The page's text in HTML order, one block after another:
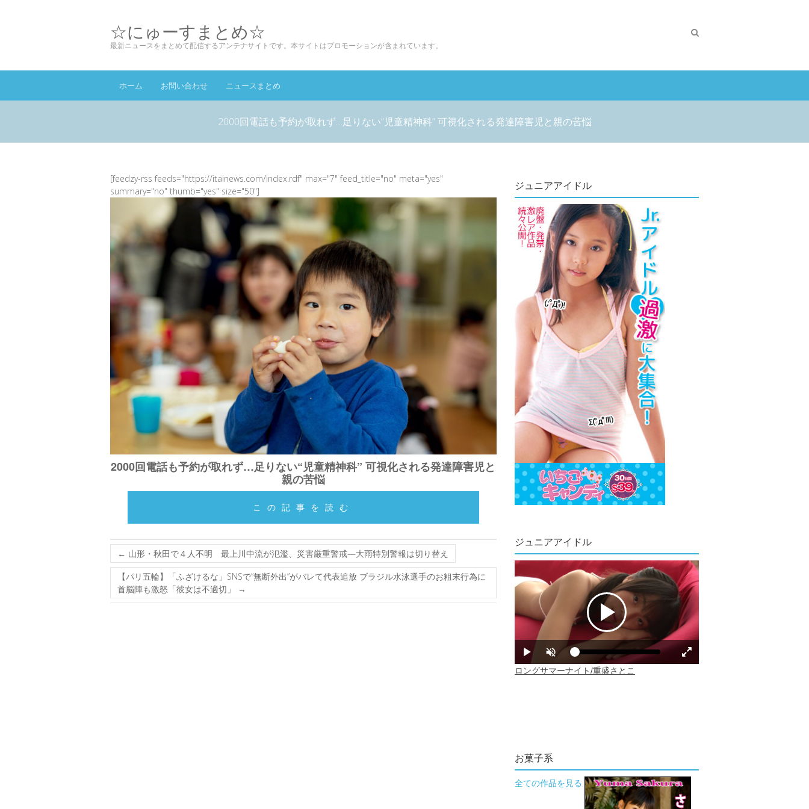
☆にゅーすまとめ☆
最新ニュースをまとめて配信するアンテナサイトです。本サイトはプロモーションが含まれています。
ホーム お問い合わせ ニュースまとめ
2000回電話も予約が取れず…足りない“児童精神科” 可視化される発達障害児と親の苦悩
[feedzy-rss feeds="https://itainews.com/index.rdf" max="7" feed_title="no" meta="yes"
summary="no" thumb="yes" size="50"]
2000回電話も予約が取れず…足りない“児童精神科” 可視化される発達障害児と
親の苦悩
この記事を読む
← 山形・秋田で４人不明 最上川中流が氾濫、災害厳重警戒—大雨特別警報は切り替え
【パリ五輪】「ふざけるな」SNSで”無断外出”がバレて代表追放 ブラジル水泳選手のお粗末行為に
首脳陣も激怒「彼女は不適切」
→
ジュニアアイドル
ジュニアアイドル
お菓子系
全ての作品を見る